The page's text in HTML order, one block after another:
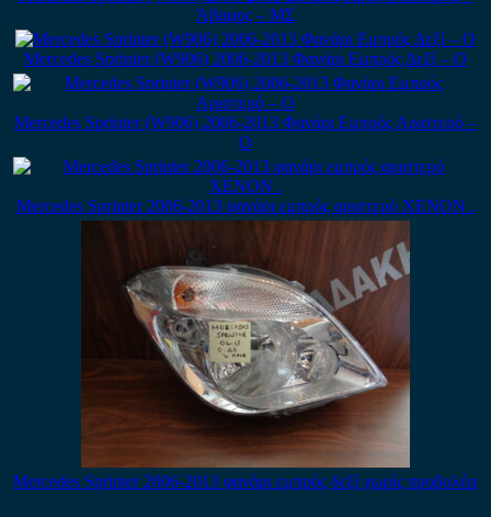
Άβαφος – ΜΣ
Mercedes Sprinter (W906) 2006-2013 Φανάρι Εμπρός Δεξί – Ο
Mercedes Sprinter (W906) 2006-2013 Φανάρι Εμπρός Αριστερό –
Ο
Mercedes Sprinter 2006-2013 φανάρι εμπρός αριστερό XENON .
Mercedes Sprinter 2006-2013 φανάρι εμπρός δεξί χωρίς προβολέα